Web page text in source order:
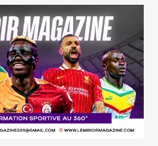
nom, mon e-mail et mon
pour mon prochain